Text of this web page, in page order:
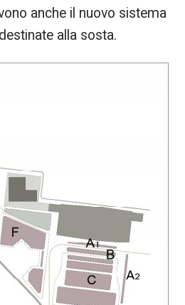
anche il nuovo sistema
alla sosta.